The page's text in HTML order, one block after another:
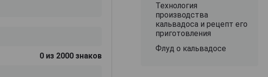
0 из 2000 знаков
Технология
производства
кальвадоса и рецепт его
приготовления
Флуд о кальвадосе